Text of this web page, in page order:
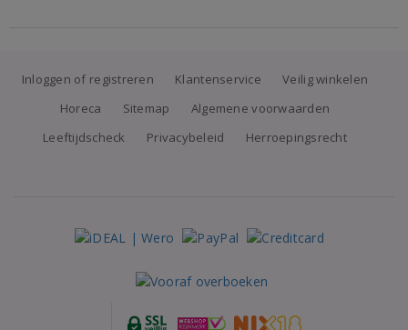
Inloggen of registreren Klantenservice
Veilig winkelen
Horeca
Sitemap
Algemene voorwaarden
Leeftijdscheck
Privacybeleid Herroepingsrecht